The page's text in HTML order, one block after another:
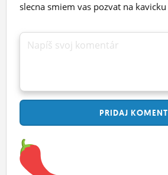
slecna smiem vas pozvat na kavicku
Napíš svoj komentár
PRIDAJ KOMENT